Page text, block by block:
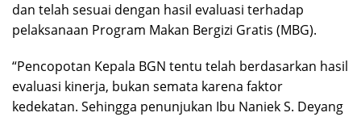
dan telah sesuai dengan hasil evaluasi terhadap
pelaksanaan Program Makan Bergizi Gratis (MBG).
“Pencopotan Kepala BGN tentu telah berdasarkan hasil
evaluasi kinerja, bukan semata karena faktor
kedekatan. Sehingga penunjukan Ibu Naniek S. Deyang